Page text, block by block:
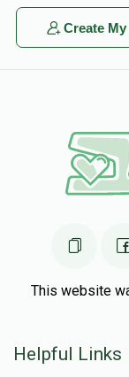
Create My
This website
Helpful Links